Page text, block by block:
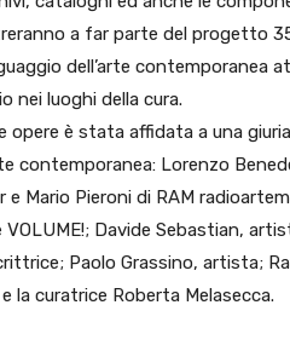
a far parte del progetto
dell’arte
nei luoghi della cura.
opere è stata affidata a una
contemporanea: Lorenzo
e Mario Pieroni di RAM
Davide Sebastian,
Paolo Grassino, artista;
la curatrice Roberta Melasecca.